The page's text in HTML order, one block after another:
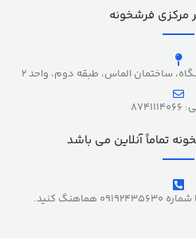
مرکزی فرشخونه
ساختمان الماس، طبقه دوم، واحد 2
تماماً آنلاین می باشد
کنید.